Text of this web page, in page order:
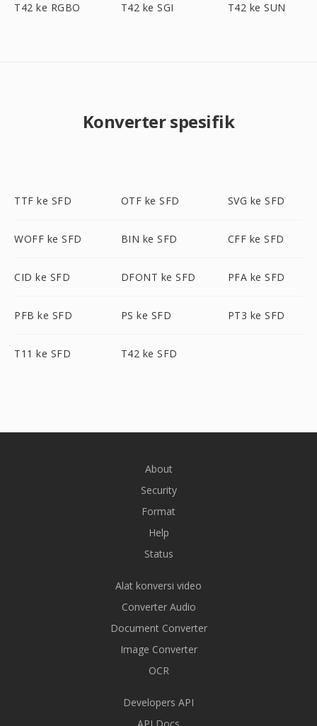
T42 ke RGBO T42 ke SGI T42 ke SUN
Konverter spesifik
TTF ke SFD OTF ke SFD SVG ke SFD
WOFF ke SFD BIN ke SFD CFF ke SFD
CID ke SFD DFONT ke SFD PFA ke SFD
PFB ke SFD PS ke SFD PT3 ke SFD
T11 ke SFD T42 ke SFD
About
Security
Format
Help
Status
Alat konversi video
Converter Audio
Document Converter
Image Converter
OCR
Developers API